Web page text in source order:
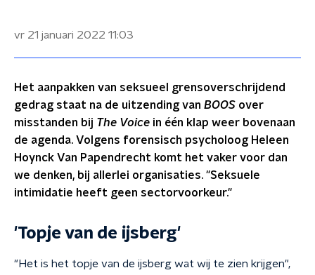
vr 21 januari 2022 11:03
Het aanpakken van seksueel grensoverschrijdend
gedrag staat na de uitzending van BOOS over
misstanden bij The Voice in één klap weer bovenaan
de agenda. Volgens forensisch psycholoog Heleen
Hoynck Van Papendrecht komt het vaker voor dan
we denken, bij allerlei organisaties. "Seksuele
intimidatie heeft geen sectorvoorkeur."
'Topje van de ijsberg'
"Het is het topje van de ijsberg wat wij te zien krijgen",